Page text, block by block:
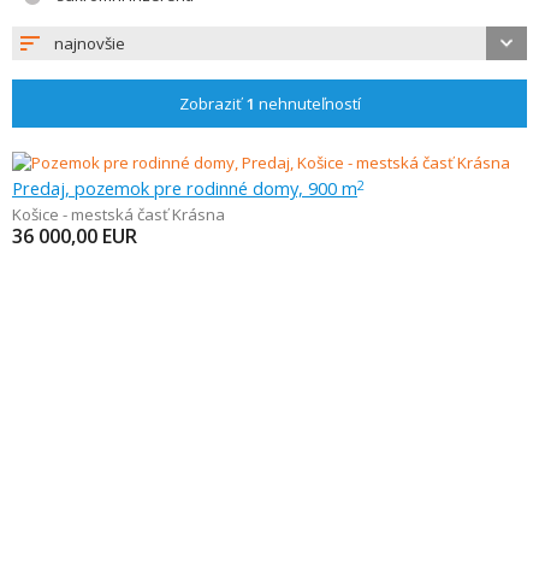
najnovšie
Zobraziť1 nehnuteľností
Predaj, pozemok pre rodinné domy, 900 m2
Košice - mestská časť Krásna
36 000,00 EUR